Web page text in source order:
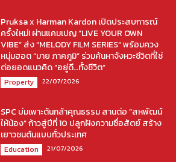
Pruksa x Harman Kardon เปิดประสบการณ์
ครั้งใหม่! ผ่านแคมเปญ “LIVE YOUR OWN
VIBE” ส่ง “MELODY FILM SERIES” พร้อมควง
หนุ่มฮอต “มาย ภาคภูมิ” ร่วมค้นหาจังหวะชีวิตที่ใช่
ต่อยอดแนวคิด “อยู่ดี…ทั้งชีวิต”
Property 22/07/2026
SPC บ่มเพาะต้นกล้าคุณธรรม สานต่อ “สหพัฒน์
ให้น้อง” ก้าวสู่ปีที่ 10 ปลูกฝังความซื่อสัตย์ สร้าง
เยาวชนต้นแบบทั่วประเทศ
Education 21/07/2026